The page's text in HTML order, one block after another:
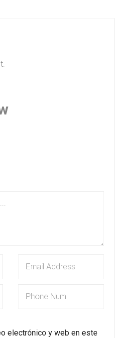
electrónico y web en este